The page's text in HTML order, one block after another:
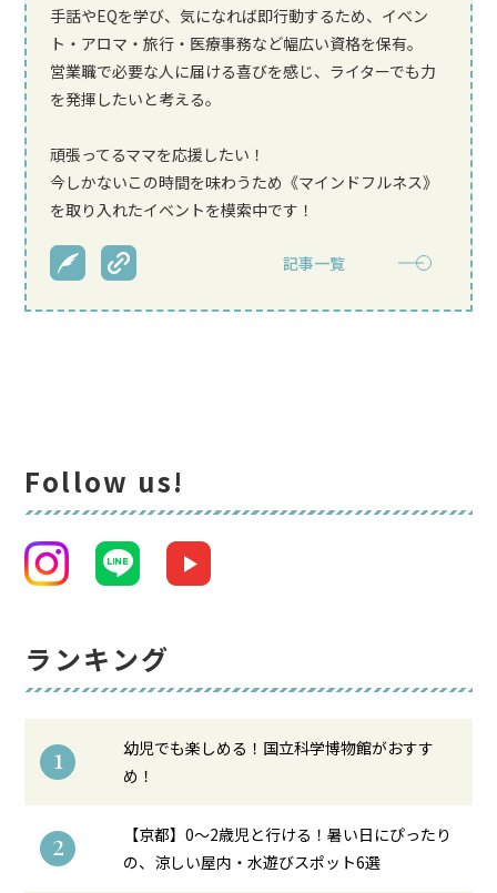
手話やEQを学び、気になれば即行動するため、イベン
ト・アロマ・旅行・医療事務など幅広い資格を保有。
営業職で必要な人に届ける喜びを感じ、ライターでも力
を発揮したいと考える。
頑張ってるママを応援したい！
今しかないこの時間を味わうため《マインドフルネス》
を取り入れたイベントを模索中です！
記事一覧
Follow us!
ランキング
1
幼児でも楽しめる！国立科学博物館がおすす
め！
2
【京都】0〜2歳児と行ける！暑い日にぴったり
の、涼しい屋内・水遊びスポット6選